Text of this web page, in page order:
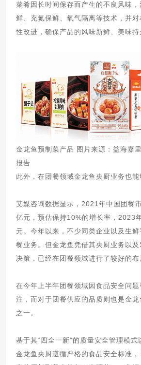
菜肴因长时间保存而产生的不良风味
鲜、充氮保鲜、氧气隔离等技术，并
性改进，确保产品的风味新鲜、美味持
金龙鱼预制菜产品 图片来源：益海嘉
报告
此外，在团餐领域金龙鱼央厨业务也能
艾媒咨询数据显示，2021年中国团餐
亿元，预估保持10%的增长率，2023
元。今年以来，不少同类企业以及生
餐业务。但金龙鱼凭借其央厨业务以
决策，已经在团餐领域进行了较好的布
在今年上半年团餐领域因食品安全问
注，而对于团餐供应的品质则也是金
之一。
基于其“四全一新”的质量安全管理模式
金龙鱼央厨遵循严格的食品安全标准